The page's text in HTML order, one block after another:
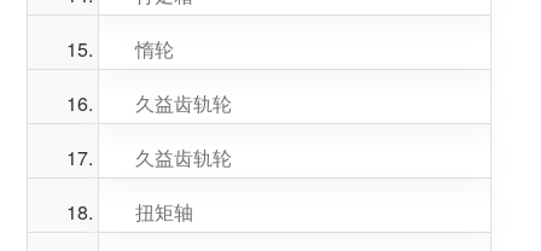
惰轮
久益齿轨轮
久益齿轨轮
扭矩轴